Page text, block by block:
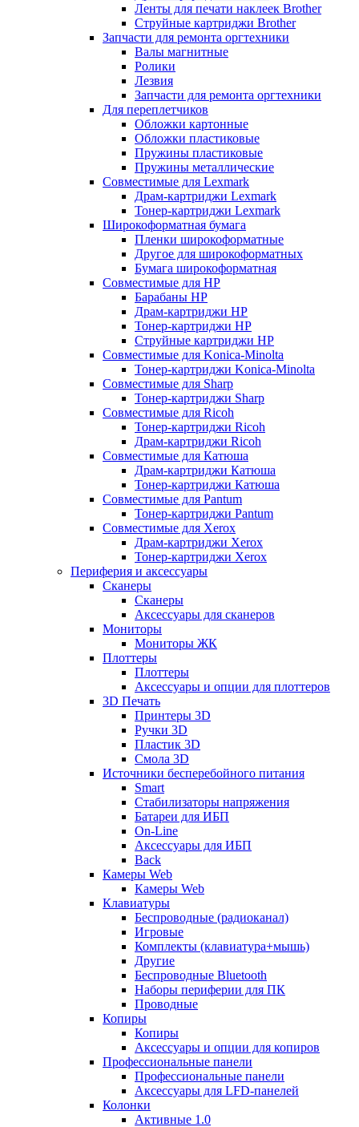
Ленты для печати наклеек Brother
Струйные картриджи Brother
Запчасти для ремонта оргтехники
Валы магнитные
Ролики
Лезвия
Запчасти для ремонта оргтехники
Для переплетчиков
Обложки картонные
Обложки пластиковые
Пружины пластиковые
Пружины металлические
Совместимые для Lexmark
Драм-картриджи Lexmark
Тонер-картриджи Lexmark
Широкоформатная бумага
Пленки широкоформатные
Другое для широкоформатных
Бумага широкоформатная
Совместимые для HP
Барабаны HP
Драм-картриджи HP
Тонер-картриджи HP
Струйные картриджи HP
Совместимые для Konica-Minolta
Тонер-картриджи Konica-Minolta
Совместимые для Sharp
Тонер-картриджи Sharp
Совместимые для Ricoh
Тонер-картриджи Ricoh
Драм-картриджи Ricoh
Совместимые для Катюша
Драм-картриджи Катюша
Тонер-картриджи Катюша
Совместимые для Pantum
Тонер-картриджи Pantum
Совместимые для Xerox
Драм-картриджи Xerox
Тонер-картриджи Xerox
Периферия и аксессуары
Сканеры
Сканеры
Аксессуары для сканеров
Мониторы
Мониторы ЖК
Плоттеры
Плоттеры
Аксессуары и опции для плоттеров
3D Печать
Принтеры 3D
Ручки 3D
Пластик 3D
Смола 3D
Источники бесперебойного питания
Smart
Стабилизаторы напряжения
Батареи для ИБП
On-Line
Аксессуары для ИБП
Back
Камеры Web
Камеры Web
Клавиатуры
Беспроводные (радиоканал)
Игровые
Комплекты (клавиатура+мышь)
Другие
Беспроводные Bluetooth
Наборы периферии для ПК
Проводные
Копиры
Копиры
Аксессуары и опции для копиров
Профессиональные панели
Профессиональные панели
Аксессуары для LFD-панелей
Колонки
Активные 1.0